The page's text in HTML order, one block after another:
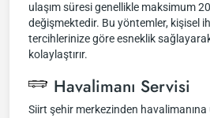
ulaşım süresi genellikle maksimum
değişmektedir. Bu yöntemler, kişisel
tercihlerinize göre esneklik
kolaylaştırır.
Havalimanı Servisi
Siirt şehir merkezinden havalimanına